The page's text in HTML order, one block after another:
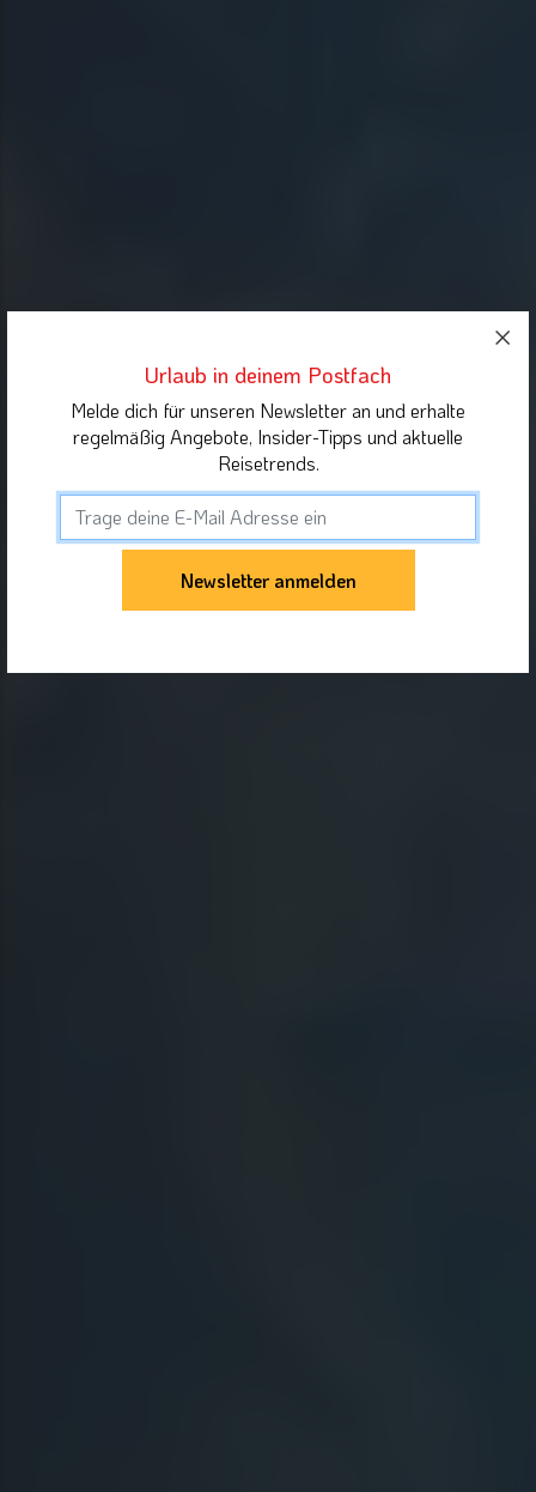
Urlaub in deinem Postfach
Melde dich für unseren Newsletter an und erhalte
regelmäßig Angebote, Insider-Tipps und aktuelle
Reisetrends.